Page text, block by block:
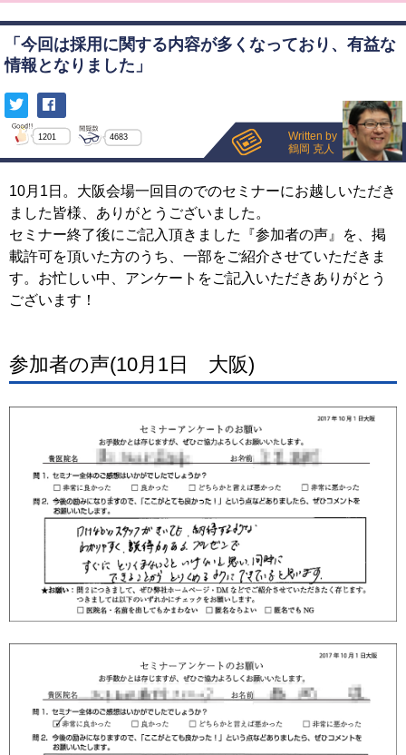
「今回は採用に関する内容が多くなっており、有益な
情報となりました」
1201 4683
Written by
鶴岡 克人
10月1日。大阪会場一回目のでのセミナーにお越しいただき
ました皆様、ありがとうございました。
セミナー終了後にご記入頂きました『参加者の声』を、掲
載許可を頂いた方のうち、一部をご紹介させていただきま
す。お忙しい中、アンケートをご記入いただきありがとう
ございます！
参加者の声(10月1日 大阪)